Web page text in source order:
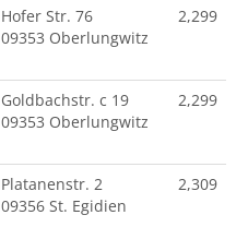
Hofer Str. 76
09353 Oberlungwitz
2,299
Goldbachstr. c 19
09353 Oberlungwitz
2,299
Platanenstr. 2
09356 St. Egidien
2,309